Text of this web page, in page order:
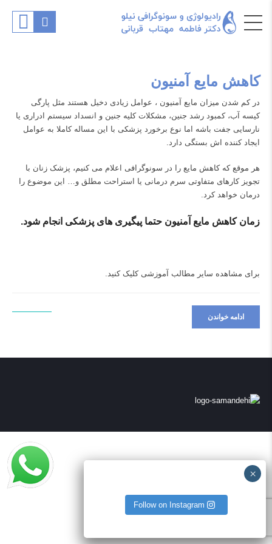
کاهش مایع آمنیون
در کم شدن میزان مایع آمنیون ، عوامل زیادی دخیل هستند مثل پارگی
کیسه آب، کمبود رشد جنین، مشکلات کلیه جنین و انسداد سیستم ادراری یا
نارسایی جفت باشه اما نوع برخورد پزشکی با این مساله کاملا به عوامل
ایجاد کننده اش بستگی دارد.
هر موقع که کاهش مایع را در سونوگرافی اعلام می کنیم، پزشک زنان با
تجویز کارهای متفاوتی سرم درمانی یا استراحت مطلق و… این موضوع را
درمان خواهد کرد.
زمان کاهش مایع آمنیون حتما پیگیری های پزشکی انجام شود.
برای مشاهده سایر مطالب آموزشیکلیک کنید.
ادامه خواندن
Follow on Instagram